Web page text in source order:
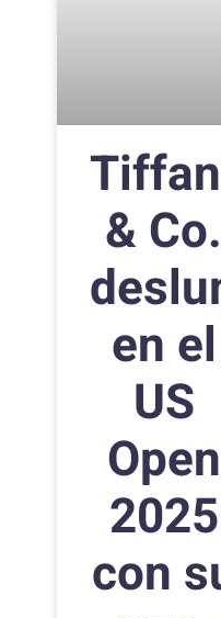
& Co.
en el
US
Open
2025
con